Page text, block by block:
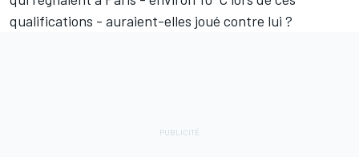
qualifications - auraient-elles joué contre lui ?